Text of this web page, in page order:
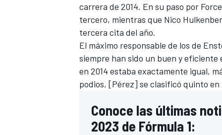
carrera de 2014. En su paso por
tercero, mientras que Nico
tercera cita del año.
El máximo responsable de los de
siempre han sido un buen y eficiente
en 2014 estaba exactamente igual,
podios, [Pérez] se clasificó quinto
Conoce las últimas
2023 de Fórmula 1: